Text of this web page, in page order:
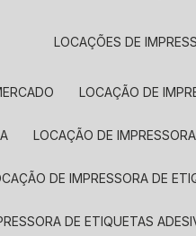
LOCAÇÕES DE
LOCAÇÃO DE
LOCAÇÃO DE
DE IMPRESSORA DE
DE ETIQUETAS